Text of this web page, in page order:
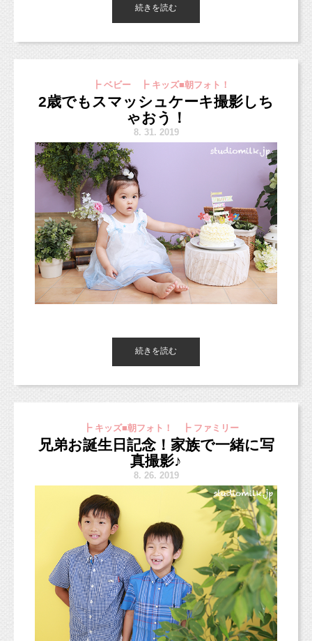
この笑顔♡
お姉ちゃんらしい写真が撮れたね！という1枚に
なりました♡（＾＾＊）
データコースで撮影したので、３パターン背景
を変えていきました。
真ん中で姉妹の撮影を挟んでからの、最後に妹
ちゃんのソロ撮影で行いました！
その撮影の際にパパママが、上記のお写真3枚を使って作るキャ
そして先日やっとお届けできまして、
ママから届きましたよ〜！っというご連絡をいただいたんです。
（ママ本当にありがとうございました！！♡）
そして、そのご連絡の際になんと・・・！！！
じゃじゃーーー
このお写真を一緒に送ってくださったんです！！！
わあああああ（＾＾＊）（＊＾＾）（＾＾
＊）（＊＾＾）
嬉しすぎます！！本当にありがとうございます！！
2020年1月末までにお譲りください♪
【家で着物が眠っている方】
ご連絡の上、スタジオまでお持ちいただくか、
もしくはスタジオまでお送りください。
10,000円分の撮影チケットをお渡しさせていた
だきます！
こちらのチケットは、どんな撮影に使っていた
だいても構いません。
（ただし、通常プランのみ。イベント、キャン
ぜひ使っていただきたいと思っています。
背景は今後も少しずつご紹介できたらと思って
います。
小物は今スタジオにあるものを使いますので、
写真の雰囲気は大きくは変わらないと思います
のでご安心ください。
また、10月は増税のこともありますので、
撮影料金や内容も変えていきます。
参考までにオリジナルプランをご紹介します↓ ↓
今日ご紹介するお写真は1歳半の記念に撮影にき
男の子とファミリーのお写真です（＾＾）
ママのマタニティフォトからお越しいただいて
いつも本当にありがとうございます！！
今回は大好きな野球のユニフォームと、
可愛い甚兵衛を着て撮影していきました♪
こんにちは、東京都杉並区のフォトスタジオ
「スタジオミルク」です。
最近撮影に来られる皆さまに聞かれます・・・
「新しいスタジオは西荻窪じゃないところにな
るんですか？」と。
いうことなんですが、新スタジオも西荻窪にな
西荻北から西荻南になります。
詳細の住所はご予約いただいたご家族様に個別
にご連絡させていただきますので、
ご了承いただけますと幸いです。
また新スタジオのサンプル写真は9月末〜10月頭
には
掲載できるかと思いますので、楽しみにお待ち
くださいね！
https://www.studiomilk.jp/news_dtl/entry/854
10月3日から新スタジオ（西荻南）での撮影とな
上記の価格になりますので、ご了承ください。
今日ご紹介するお写真は、
毎年撮影に来てくれている4歳のロンズコートシ
ーズーの女の子です♡
続きを読む
┣ ベビー ┣ キッズ■朝フォト！
2歳でもスマッシュケーキ撮影しち
ゃおう！
8. 31. 2019
こんにちは、東京都杉並区のフォトスタジオ
「スタジオミルク」です。
もう学生の皆は夏休みは終わったのかな？
か？
また秋休み？冬休み？まで勉強頑張りましょう
新オリジナルプラン＊（10/3から適用）
https://www.studiomilk.jp/news_dtl/entry/854
10月3日から新スタジオ（西荻南）での撮影とな
ります。
上記の価格になりますので、ご了承ください。
続きを読む
┣ キッズ■朝フォト！ ┣ ファミリー
兄弟お誕生日記念！家族で一緒に写
真撮影♪
8. 26. 2019